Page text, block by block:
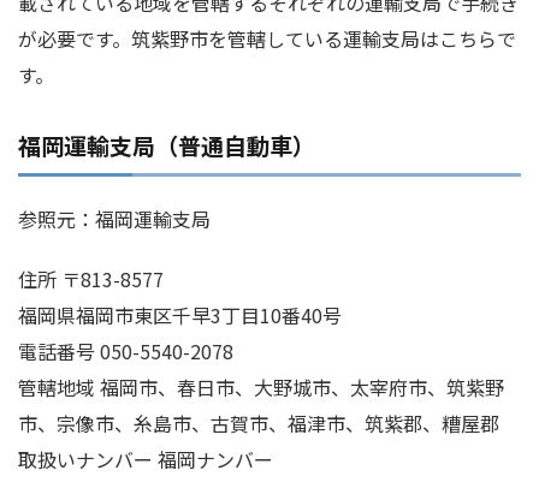
が必要です。筑紫野市を管轄している運輸支局はこちらで
す。
福岡運輸支局（普通自動車）
参照元：福岡運輸支局
住所 〒813-8577
福岡県福岡市東区千早3丁目10番40号
電話番号 050-5540-2078
管轄地域 福岡市、春日市、大野城市、太宰府市、筑紫野
市、宗像市、糸島市、古賀市、福津市、筑紫郡、糟屋郡
取扱いナンバー 福岡ナンバー